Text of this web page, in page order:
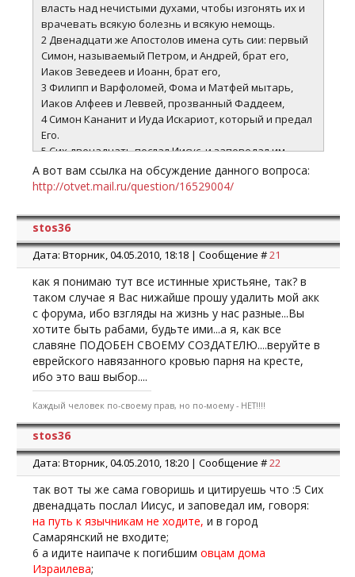
власть над нечистыми духами, чтобы изгонять их и
врачевать всякую болезнь и всякую немощь.
2 Двенадцати же Апостолов имена суть сии: первый
Симон, называемый Петром, и Андрей, брат его,
Иаков Зеведеев и Иоанн, брат его,
3 Филипп и Варфоломей, Фома и Матфей мытарь,
Иаков Алфеев и Леввей, прозванный Фаддеем,
4 Симон Кананит и Иуда Искариот, который и предал
Его.
5 Сих двенадцать послал Иисус, и заповедал им,
говоря: на путь к язычникам не ходите, и в город
Самарянский не входите;
6 а идите наипаче к погибшим овцам дома
Израилева;
7 ходя же, проповедуйте, что приблизилось Царство
Небесное;
8 больных исцеляйте, прокаженных очищайте,
мертвых воскрешайте, бесов изгоняйте; даром
получили, даром давайте.
9 Не берите с собою ни золота, ни серебра, ни меди в
поясы свои,
10 ни сумы на дорогу, ни двух одежд, ни обуви, ни
посоха, ибо трудящийся достоин пропитания.
А вот вам ссылка на обсуждение данного вопроса:
http://otvet.mail.ru/question/16529004/
stos36
Дата: Вторник, 04.05.2010, 18:18 | Сообщение #21
как я понимаю тут все истинные христьяне, так? в
таком случае я Вас нижайше прошу удалить мой акк
с форума, ибо взгляды на жизнь у нас разные...Вы
хотите быть рабами, будьте ими...а я, как все
славяне ПОДОБЕН СВОЕМУ СОЗДАТЕЛЮ....веруйте в
еврейского навязанного кровью парня на кресте,
ибо это ваш выбор....
Каждый человек по-своему прав, но по-моему - НЕТ!!!!
stos36
Дата: Вторник, 04.05.2010, 18:20 | Сообщение #22
так вот ты же сама говоришь и цитируешь что :5 Сих
двенадцать послал Иисус, и заповедал им, говоря:
на путь к язычникам не ходите, и в город
Самарянский не входите;
6 а идите наипаче к погибшим овцам дома
Израилева;